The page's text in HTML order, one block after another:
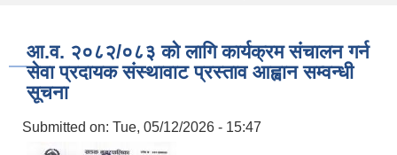
आ.व. २०८२/०८३ को लागि कार्यक्रम संचालन गर्न
सेवा प्रदायक संस्थावाट प्रस्ताव आह्वान सम्वन्धी
सूचना
Submitted on: Tue, 05/12/2026 - 15:47